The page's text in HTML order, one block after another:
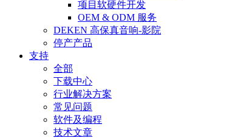
项目软硬件开发
OEM & ODM 服务
DEKEN 高保真音响-影院
停产产品
支持
全部
下载中心
行业解决方案
常见问题
软件及编程
技术文章